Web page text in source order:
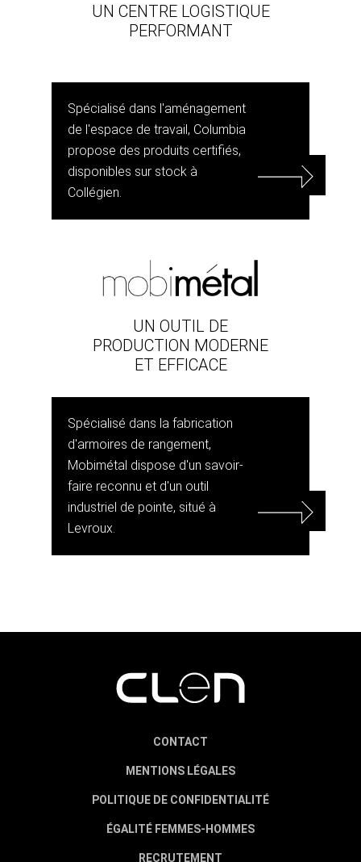
UN CENTRE LOGISTIQUE
PERFORMANT
Spécialisé dans l'aménagement
de l'espace de travail, Columbia
propose des produits certifiés,
disponibles sur stock à
Collégien.
UN OUTIL DE
PRODUCTION MODERNE
ET EFFICACE
Spécialisé dans la fabrication
d'armoires de rangement,
Mobimétal dispose d'un savoir-
faire reconnu et d'un outil
industriel de pointe, situé à
Levroux.
CONTACT
MENTIONS LÉGALES
POLITIQUE DE CONFIDENTIALITÉ
ÉGALITÉ FEMMES-HOMMES
RECRUTEMENT